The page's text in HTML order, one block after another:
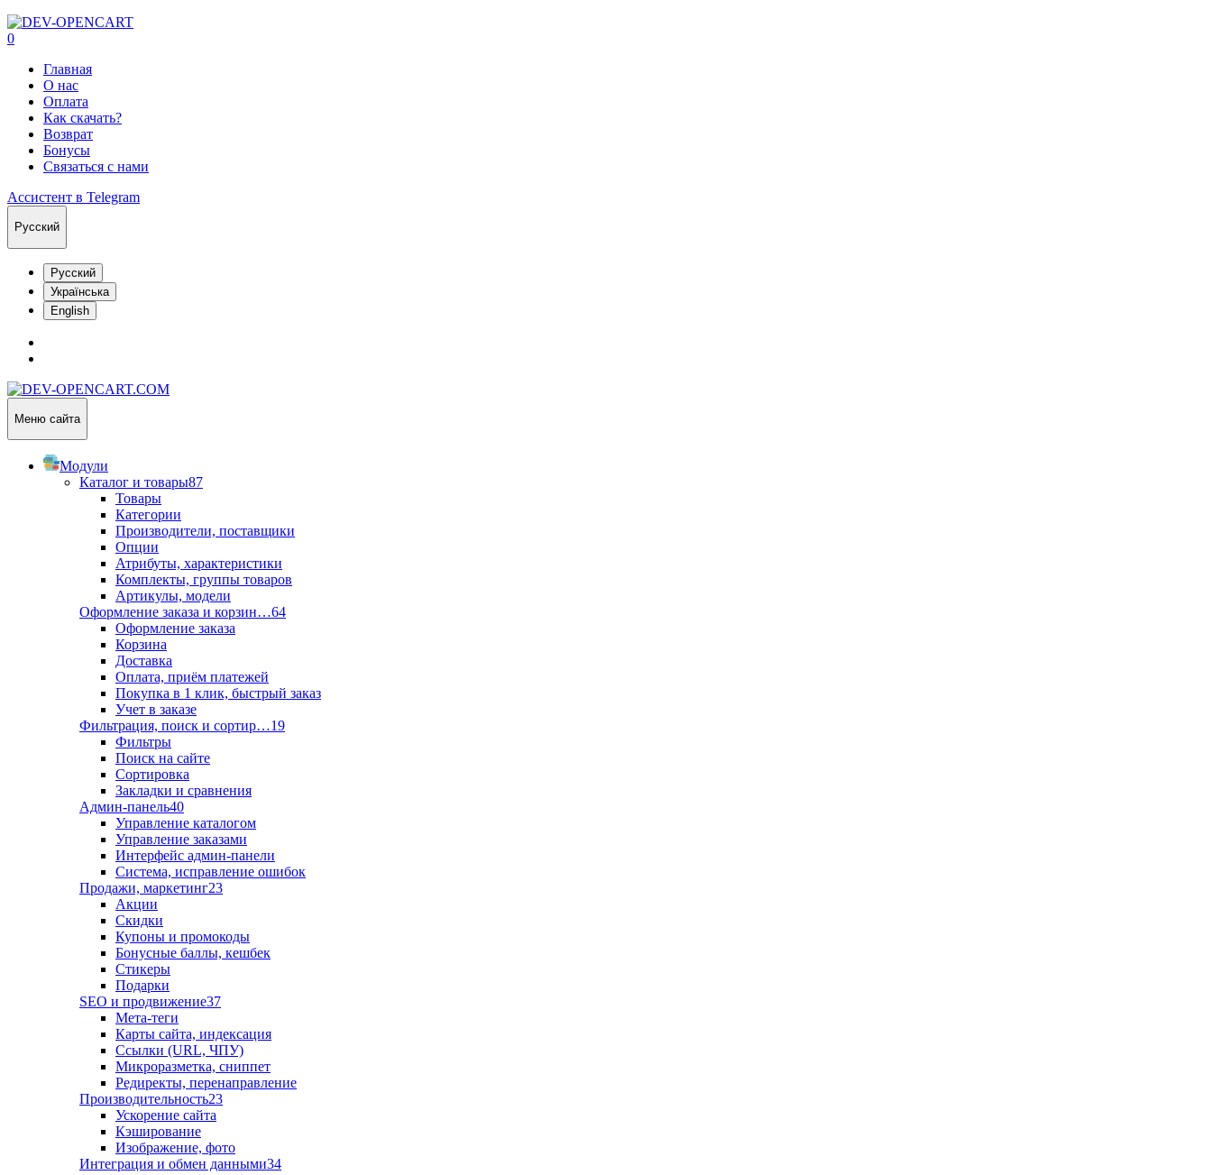
0
Главная
О нас
Оплата
Как скачать?
Возврат
Бонусы
Связаться с нами
Ассистент в Telegram
Русский
Русский
Українська
English
Меню сайта
Модули
Каталог и товары87
Товары
Категории
Производители, поставщики
Опции
Атрибуты, характеристики
Комплекты, группы товаров
Артикулы, модели
Оформление заказа и корзин…64
Оформление заказа
Корзина
Доставка
Оплата, приём платежей
Покупка в 1 клик, быстрый заказ
Учет в заказе
Фильтрация, поиск и сортир…19
Фильтры
Поиск на сайте
Сортировка
Закладки и сравнения
Админ-панель40
Управление каталогом
Управление заказами
Интерфейс админ-панели
Система, исправление ошибок
Продажи, маркетинг23
Акции
Скидки
Купоны и промокоды
Бонусные баллы, кешбек
Стикеры
Подарки
SEO и продвижение37
Мета-теги
Карты сайта, индексация
Ссылки (URL, ЧПУ)
Микроразметка, сниппет
Редиректы, перенаправление
Производительность23
Ускорение сайта
Кэширование
Изображение, фото
Интеграция и обмен данными34